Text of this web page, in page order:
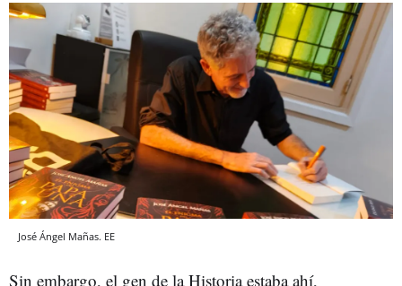
José Ángel Mañas. EE
Sin embargo, el gen de la Historia estaba ahí,